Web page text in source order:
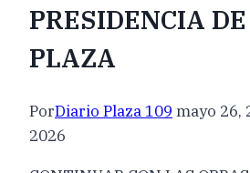
PRESIDENCIA
PLAZA
PorDiario Plaza 109 mayo 26,
2026